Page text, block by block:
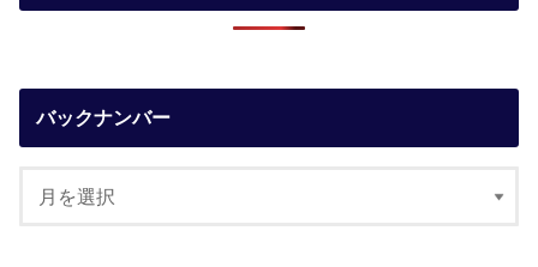
バックナンバー